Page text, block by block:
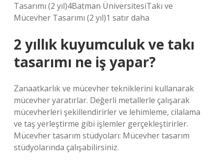
Tasarımı (2 yıl)4Batman ÜniversitesiTakı ve
Mücevher Tasarımı (2 yıl)1 satır daha
2 yıllık kuyumculuk ve takı
tasarımı ne iş yapar?
Zanaatkarlık ve mücevher tekniklerini kullanarak
mücevher yaratırlar. Değerli metallerle çalışarak
mücevherleri şekillendirirler ve lehimleme, cilalama
ve taş yerleştirme gibi işlemler gerçekleştirirler.
Mücevher tasarım stüdyoları: Mücevher tasarım
stüdyolarında çalışabilirsiniz.